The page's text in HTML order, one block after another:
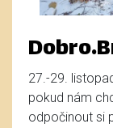
27.-29.
pokud nám
odpočinout si